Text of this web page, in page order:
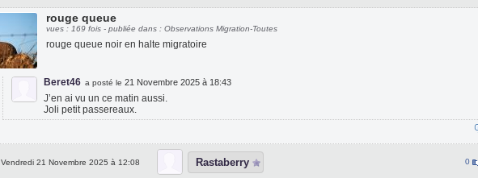
rouge queue
vues : 169 fois - publiée dans : Observations Migration-Toutes
rouge queue noir en halte migratoire
Beret46 a posté le 21 Novembre 2025 à 18:43
J’en ai vu un ce matin aussi.
Joli petit passereaux.
Vendredi 21 Novembre 2025 à 12:08 Rastaberry 0